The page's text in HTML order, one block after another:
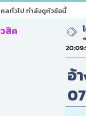
ลทั่วไป กำลังดูหัวข้อนี้
สิค
«
อ้